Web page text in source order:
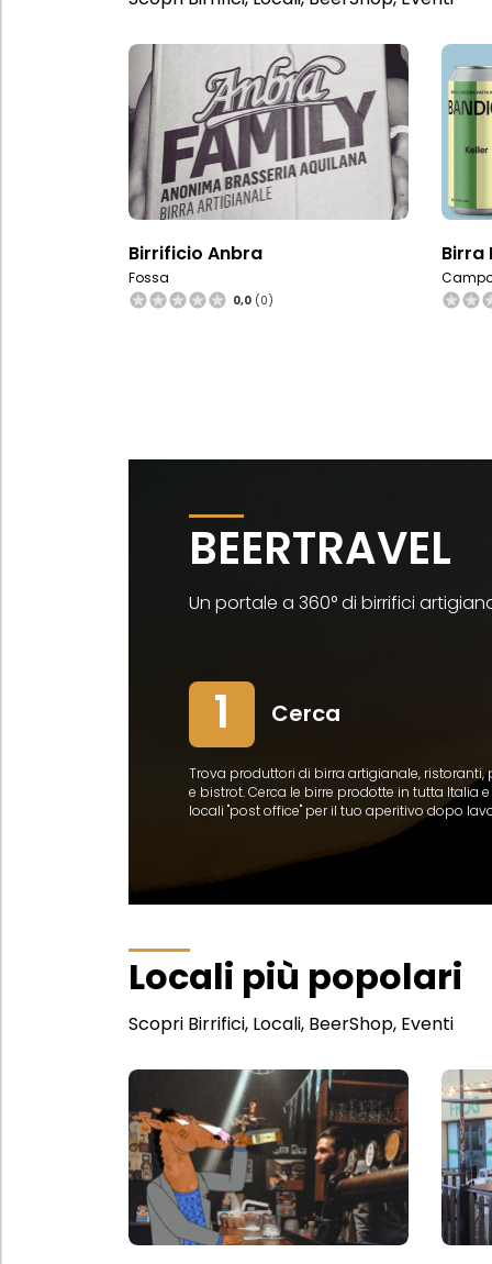
Birrificio Anbra
Fossa
0,0 (0)
Birra
BEERTRAVEL
Un portale a 360° di birrifici
1 Cerca
Trova produttori di birra artigianale, ristoranti,
e bistrot. Cerca le birre prodotte in tutta Italia e
locali "post office" per il tuo aperitivo dopo
Locali più popolari
Scopri Birrifici, Locali, BeerShop, Eventi